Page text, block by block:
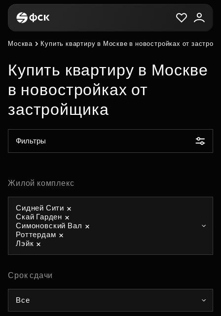
Москва Купить квартиру в Москве в новостройках от
Купить квартиру в Москве
в новостройках от
застройщика
Фильтры
Жилой комплекс
Сидней Сити
Скай Гарден
Симоновский Вал
Роттердам
Лэйк
Срок сдачи
Все